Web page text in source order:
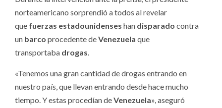
norteamericano sorprendió a todos al revelar
que fuerzas estadounidenses han disparado contra
un barco procedente deVenezuela que
transportaba drogas.
«Tenemos una gran cantidad de drogas entrando en
nuestro país, que llevan entrando desde hace mucho
tiempo. Y estas procedían deVenezuela», aseguró